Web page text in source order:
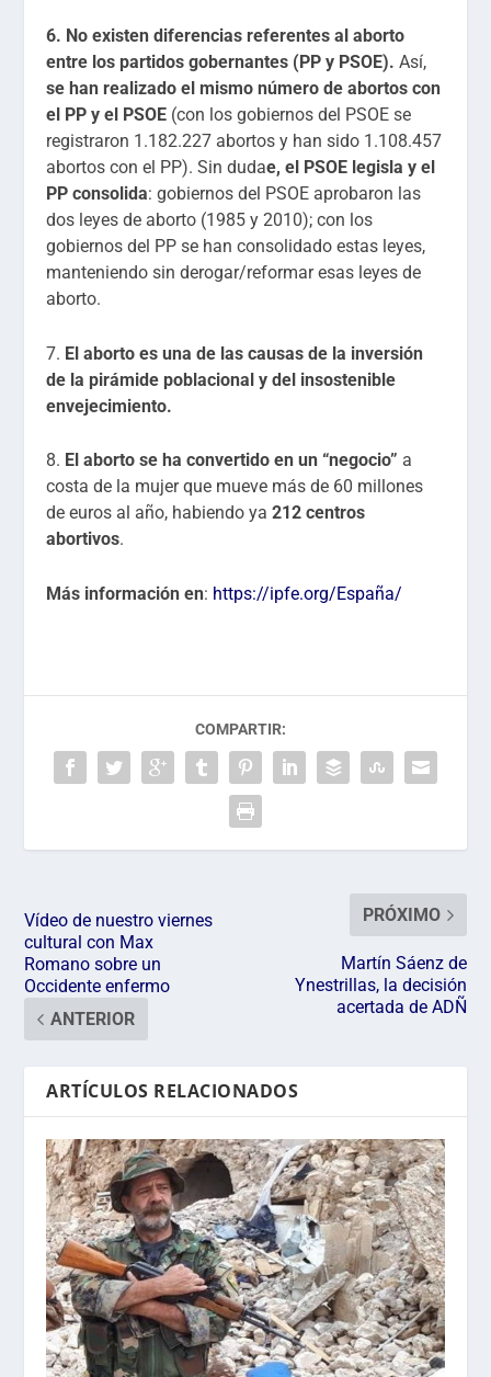
6. No existen diferencias referentes al aborto
entre los partidos gobernantes (PP y PSOE).Así,
se han realizado el mismo número de abortos con
el PP y el PSOE (con los gobiernos del PSOE se
registraron 1.182.227 abortos y han sido 1.108.457
abortos con el PP). Sin dudae, el PSOE legisla y el
PP consolida: gobiernos del PSOE aprobaron las
dos leyes de aborto (1985 y 2010); con los
gobiernos del PP se han consolidado estas leyes,
manteniendo sin derogar/reformar esas leyes de
aborto.
7. El aborto es una de las causas de la inversión
de la pirámide poblacional y del insostenible
envejecimiento.
8. El aborto se ha convertido en un “negocio” a
costa de la mujer que mueve más de 60 millones
de euros al año, habiendo ya212 centros
abortivos.
Más información en: https://ipfe.org/España/
COMPARTIR:
Vídeo de nuestro viernes
cultural con Max
Romano sobre un
Occidente enfermo
ANTERIOR
PRÓXIMO
Martín Sáenz de
Ynestrillas, la decisión
acertada de ADÑ
ARTÍCULOS RELACIONADOS